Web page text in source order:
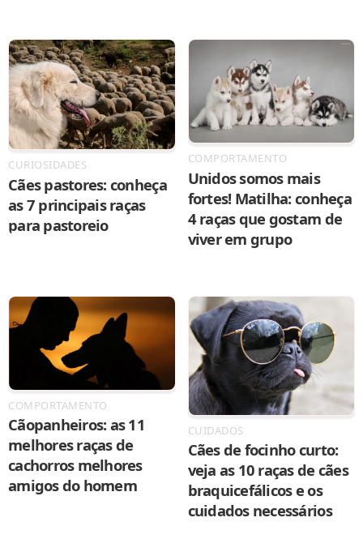
CURIOSIDADES
Cães pastores: conheça
as 7 principais raças
para pastoreio
COMPORTAMENTO
Unidos somos mais
fortes! Matilha: conheça
4 raças que gostam de
viver em grupo
COMPORTAMENTO
Cãopanheiros: as 11
melhores raças de
cachorros melhores
amigos do homem
CUIDADOS
Cães de focinho curto:
veja as 10 raças de cães
braquicefálicos e os
cuidados necessários